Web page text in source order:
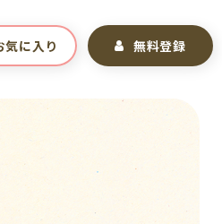
気に入り 無料登録